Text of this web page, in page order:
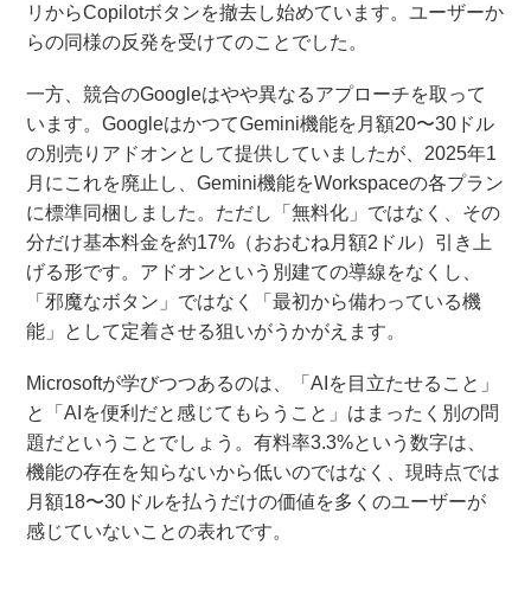
リからCopilotボタンを撤去し始めています。ユーザーか
らの同様の反発を受けてのことでした。
一方、競合のGoogleはやや異なるアプローチを取って
います。GoogleはかつてGemini機能を月額20〜30ドル
の別売りアドオンとして提供していましたが、2025年1
月にこれを廃止し、Gemini機能をWorkspaceの各プラン
に標準同梱しました。ただし「無料化」ではなく、その
分だけ基本料金を約17%（おおむね月額2ドル）引き上
げる形です。アドオンという別建ての導線をなくし、
「邪魔なボタン」ではなく「最初から備わっている機
能」として定着させる狙いがうかがえます。
Microsoftが学びつつあるのは、「AIを目立たせること」
と「AIを便利だと感じてもらうこと」はまったく別の問
題だということでしょう。有料率3.3%という数字は、
機能の存在を知らないから低いのではなく、現時点では
月額18〜30ドルを払うだけの価値を多くのユーザーが
感じていないことの表れです。